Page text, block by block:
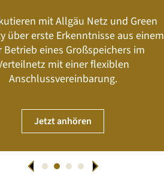
mit Allgäu Netz und Green
über erste Erkenntnisse aus einem
Betrieb eines Großspeichers im
mit einer flexiblen
Anschlussvereinbarung.
Jetzt anhören